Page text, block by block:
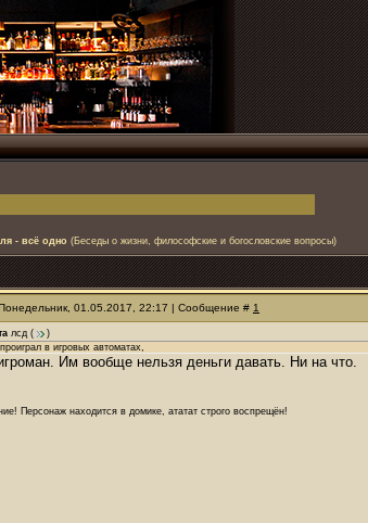
- всё одно (Беседы о жизни, философские и богословские вопросы)
01.05.2017, 22:17 | Сообщение # 1
лсд (
)
в игровых автоматах,
Им вообще нельзя деньги давать. Ни на что.
Персонаж находится в домике, ататат строго воспрещён!